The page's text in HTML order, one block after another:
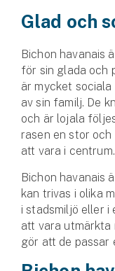
Djurförsäkring
Hemförsäkring
Villaförsäkring
Hyresrättsförsäkring
Fritidshusförsäkring
Företag
Glad och
Bichon havanais
för sin glada och
är mycket
av sin familj. De
och är lojala
rasen en stor
att vara i centrum.
Bichon havanais
kan trivas i olika
i stadsmiljö eller i
att vara utmärkta
gör att de passar